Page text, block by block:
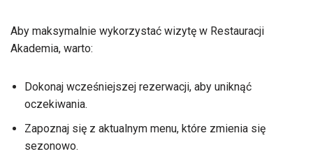
Aby maksymalnie wykorzystać wizytę w Restauracji
Akademia, warto:
Dokonaj wcześniejszej rezerwacji, aby uniknąć
oczekiwania.
Zapoznaj się z aktualnym menu, które zmienia się
sezonowo.